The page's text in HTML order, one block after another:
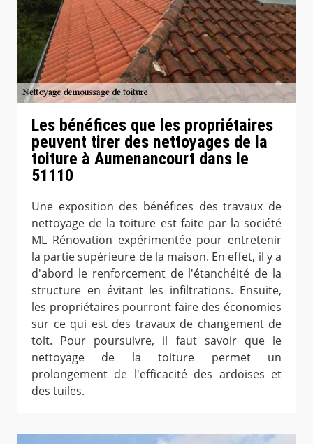
Les bénéfices que les propriétaires
peuvent tirer des nettoyages de la
toiture à Aumenancourt dans le
51110
Une exposition des bénéfices des travaux de
nettoyage de la toiture est faite par la société
ML Rénovation expérimentée pour entretenir
la partie supérieure de la maison. En effet, il y a
d'abord le renforcement de l'étanchéité de la
structure en évitant les infiltrations. Ensuite,
les propriétaires pourront faire des économies
sur ce qui est des travaux de changement de
toit. Pour poursuivre, il faut savoir que le
nettoyage de la toiture permet un
prolongement de l'efficacité des ardoises et
des tuiles.